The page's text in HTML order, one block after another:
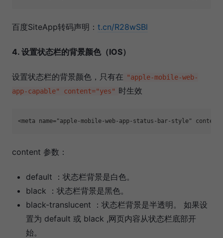
百度SiteApp转码声明： t.cn/R28wSBl
4. 设置状态栏的背景颜色（IOS）
设置状态栏的背景颜色，只有在 "apple-mobile-web-
app-capable" content="yes" 时生效
<meta name="apple-mobile-web-app-status-bar-style"
content 参数：
default ：状态栏背景是白色。
black ：状态栏背景是黑色。
black-translucent ：状态栏背景是半透明。 如果设
置为 default 或 black ,网页内容从状态栏底部开
始。